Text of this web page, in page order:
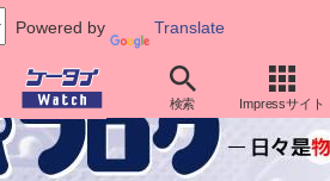
Powered by Translate
検索 Impressサイト